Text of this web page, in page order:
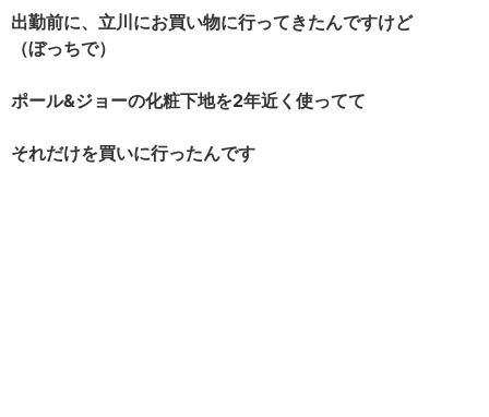
出勤前に、立川にお買い物に行ってきたんですけど
（ぼっちで）
ポール&ジョーの化粧下地を2年近く使ってて
それだけを買いに行ったんです